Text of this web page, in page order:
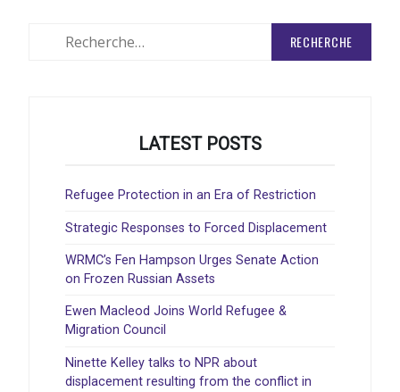
LATEST POSTS
Refugee Protection in an Era of Restriction
Strategic Responses to Forced Displacement
WRMC’s Fen Hampson Urges Senate Action
on Frozen Russian Assets
Ewen Macleod Joins World Refugee &
Migration Council
Ninette Kelley talks to NPR about
displacement resulting from the conflict in